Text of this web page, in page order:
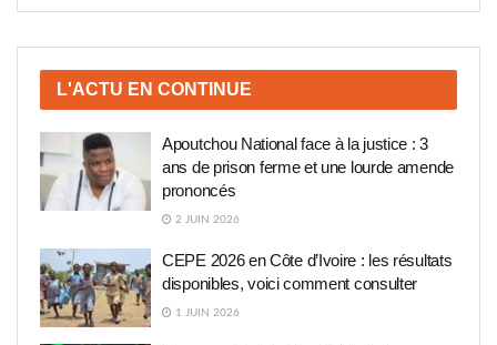
L'ACTU EN CONTINUE
Apoutchou National face à la justice : 3
ans de prison ferme et une lourde amende
prononcés
2 JUIN 2026
CEPE 2026 en Côte d’Ivoire : les résultats
disponibles, voici comment consulter
1 JUIN 2026